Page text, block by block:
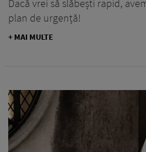
Dacă vrei să slăbești rapid,
plan de urgență!
+ MAI MULTE